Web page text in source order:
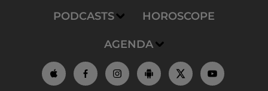
PODCASTS HOROSCOPE
AGENDA